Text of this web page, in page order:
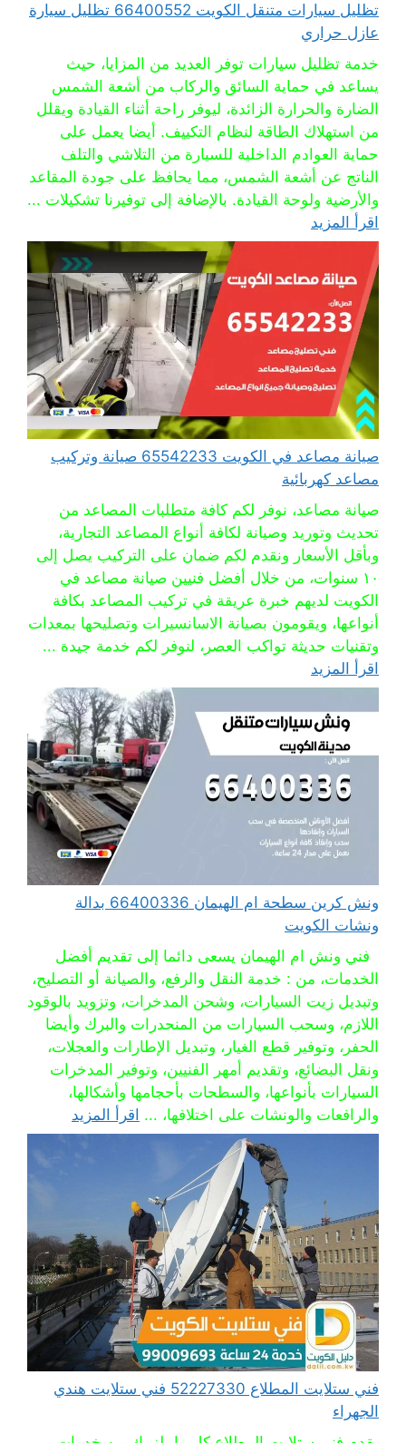
تظليل سيارات متنقل الكويت 66400552 تظليل سيارة
عازل حراري
خدمة تظليل سيارات توفر العديد من المزايا، حيث
يساعد في حماية السائق والركاب من أشعة الشمس
الضارة والحرارة الزائدة، ليوفر راحة أثناء القيادة ويقلل
من استهلاك الطاقة لنظام التكييف. أيضا يعمل على
حماية العوادم الداخلية للسيارة من التلاشي والتلف
الناتج عن أشعة الشمس، مما يحافظ على جودة المقاعد
والأرضية ولوحة القيادة. بالإضافة إلى توفيرنا تشكيلات ...
اقرأ المزيد
صيانة مصاعد في الكويت 65542233 صيانة وتركيب
مصاعد كهربائية
صيانة مصاعد، نوفر لكم كافة متطلبات المصاعد من
تحديث وتوريد وصيانة لكافة أنواع المصاعد التجارية،
وبأقل الأسعار ونقدم لكم ضمان على التركيب يصل إلى
١٠ سنوات، من خلال أفضل فنيين صيانة مصاعد في
الكويت لديهم خبرة عريقة في تركيب المصاعد بكافة
أنواعها، ويقومون بصيانة الاسانسيرات وتصليحها بمعدات
وتقنيات حديثة تواكب العصر، لنوفر لكم خدمة جيدة ...
اقرأ المزيد
ونش كرين سطحة ام الهيمان 66400336 بدالة
ونشات الكويت
فني ونش ام الهيمان يسعى دائما إلى تقديم أفضل
الخدمات، من : خدمة النقل والرفع، والصيانة أو التصليح،
وتبديل زيت السيارات، وشحن المدخرات، وتزويد بالوقود
اللازم، وسحب السيارات من المنحدرات والبرك وأيضا
الحفر، وتوفير قطع الغيار، وتبديل الإطارات والعجلات،
ونقل البضائع، وتقديم أمهر الفنيين، وتوفير المدخرات
السيارات بأنواعها، والسطحات بأحجامها وأشكالها،
والرافعات والونشات على اختلافها، ... اقرأ المزيد
فني ستلايت المطلاع 52227330 فني ستلايت هندي
الجهراء